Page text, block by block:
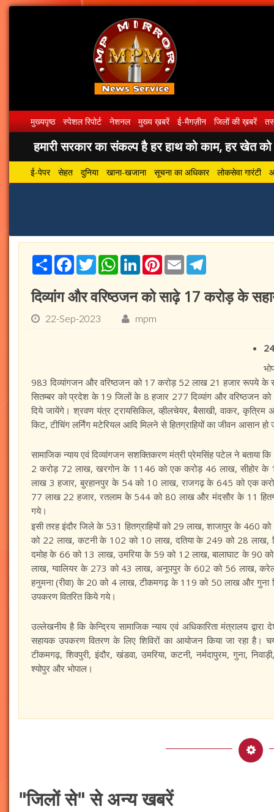
मुख्यपृष्ठ स्पेशल रिपोर्ट नेशनल मुख्य ख़बरें ई-मैगज़ीन जिलों की ख़बरें
हमारी सरकार का संकल्प है हर हाथ को काम, हर खेत को
ई-पेपर सेहत दुनिया खाना-खजाना सूचना का अधिकार लोकसेवा गारंटी
ShareFacebook
TwitterWhatsApp
LinkedInPinterest
Email
दिव्यांग और वरिष्ठजन को साढ़े 17 करोड़ के
22-Sep-2023 mpm
983 दिव्यांगजन और वरिष्ठजन को 17 करोड़ 52 लाख 21 हजार रूपये के
सितम्बर को प्रदेश के 19 जिलों के 8 हजार 277 दिव्यांग और
दिये जायेंगे। श्रवण यंत्र ट्रायसिकिल, व्हीलचेयर, बैसाखी, वाकर, कृत्रिम
किट, टीचिंग लर्निंग मटेरियल आदि मिलने से हितग्राहियों का जीवन आसान हो
सामाजिक न्याय एवं दिव्यांगजन सशक्तिकरण मंत्री प्रेमसिंह पटेल ने
2 करोड़ 72 लाख, खरगोन के 1146 को एक करोड़ 46 लाख, सीहोर
लाख 3 हजार, बुरहानपुर के 54 को 10 लाख, राजगढ़ के 645 को एक
77 लाख 22 हजार, रतलाम के 544 को 80 लाख और मंदसौर के 11
गये।
इसी तरह इंदौर जिले के 531 हितग्राहियों को 29 लाख, शाजापुर के
को 22 लाख, कटनी के 102 को 10 लाख, दतिया के 249 को 28
दमोह के 66 को 13 लाख, उमरिया के 59 को 12 लाख, बालाघाट के
लाख, ग्वालियर के 273 को 43 लाख, अनूपपुर के 602 को 56 लाख,
हनुमना (रीवा) के 20 को 4 लाख, टीकमगढ़ के 119 को 50 लाख और गुना
उपकरण वितरित किये गये।
उल्लेखनीय है कि केन्द्रिय सामाजिक न्याय एवं अधिकारिता मंत्रालय
सहायक उपकरण वितरण के लिए शिविरों का आयोजन किया जा रहा
टीकमगढ़, शिवपुरी, इंदौर, खंडवा, उमरिया, कटनी, नर्मदापुरम, गुना,
श्योपुर और भोपाल।
"जिलों से" से अन्य खबरें